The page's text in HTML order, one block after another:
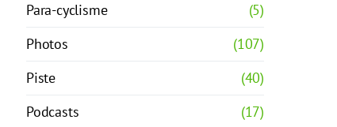
Para-cyclisme
(5)
Photos
(107)
Piste
(40)
Podcasts
(17)